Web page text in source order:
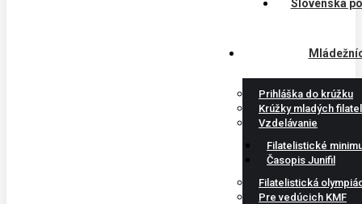
Slovenská
Prihláška do krúžku
Krúžky mladých
Vzdelávanie
Filatelistické
Časopis Junifil
Filatelistická
Pre vedúcich KMF